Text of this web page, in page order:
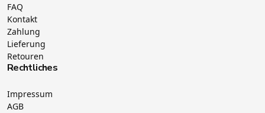
FAQ
Kontakt
Zahlung
Lieferung
Retouren
Rechtliches
Impressum
AGB